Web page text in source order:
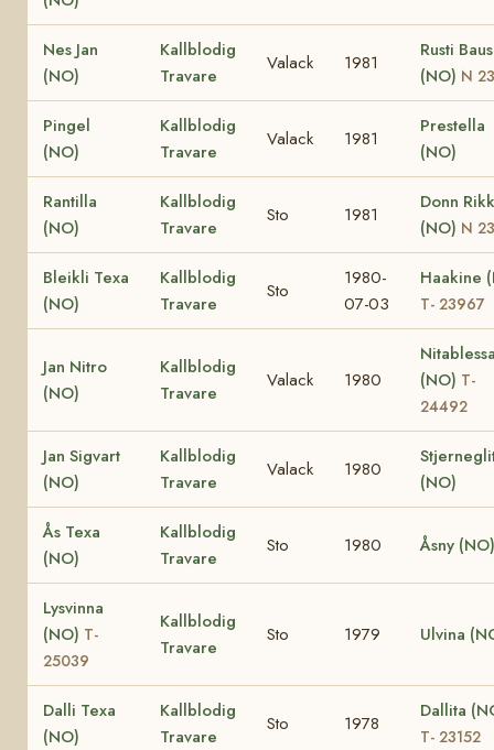
Nes Jan
(NO)
Kallblodig
Travare
Valack 1981
Rusti
(NO) N
Pingel
(NO)
Kallblodig
Travare
Valack 1981
Prestella
(NO)
Rantilla
(NO)
Kallblodig
Travare
Sto 1981
Donn
(NO) N
Bleikli Texa
(NO)
Kallblodig
Travare
Sto
1980-
07-03
Haakine
T- 23967
Jan Nitro
(NO)
Kallblodig
Travare
Valack 1980
(NO) T-
24492
Jan Sigvart
(NO)
Kallblodig
Travare
Valack 1980
(NO)
Ås Texa
(NO)
Kallblodig
Travare
Sto 1980 Åsny (NO)
Lysvinna
(NO) T-
25039
Kallblodig
Travare
Sto 1979 Ulvina
Dalli Texa
(NO)
Kallblodig
Travare
Sto 1978
Dallita
T- 23152